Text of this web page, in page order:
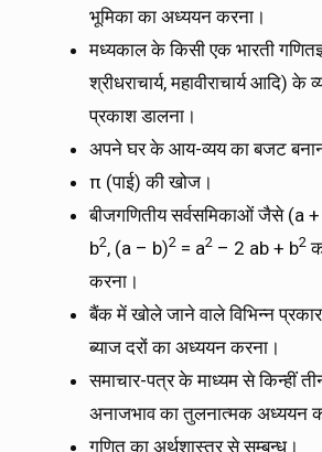
भूमिका का अध्ययन करना।
मध्यकाल के किसी एक भारती
श्रीधराचार्य, महावीराचार्य आदि) के
प्रकाश डालना।
अपने घर के आय-व्यय का बजट
π (पाई) की खोज।
बीजगणितीय सर्वसमिकाओं जैसे (a
b2, (a – b)2 = a2 – 2 ab + b2
करना।
बैंक में खोले जाने वाले विभिन्न
ब्याज दरों का अध्ययन करना।
समाचार-पत्र के माध्यम से किन्हीं
अनाजभाव का तुलनात्मक अध्ययन
गणित का अर्थशास्त्र से सम्बन्ध।